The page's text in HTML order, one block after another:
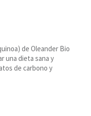
de Oleander Bio
una dieta sana y
de carbono y